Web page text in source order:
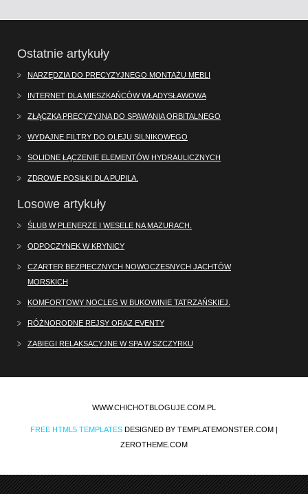
Ostatnie artykuły
NARZĘDZIA DO PRECYZYJNEGO MONTAŻU MEBLI
INTERNET DLA MIESZKAŃCÓW WŁADYSŁAWOWA
ZŁĄCZKA PRECYZYJNA DO SPAWANIA ORBITALNEGO
WYDAJNE FILTRY DO OLEJU SILNIKOWEGO
SOLIDNE ŁĄCZENIE ELEMENTÓW HYDRAULICZNYCH
ZDROWE POSIŁKI DLA PUPILA.
Losowe artykuły
ŚLUB W PLENERZE I WESELE NA MAZURACH.
ODPOCZYNEK W KRYNICY
CZARTER BEZPIECZNYCH NOWOCZESNYCH JACHTÓW
MORSKICH
KOMFORTOWY NOCLEG W BUKOWINIE TATRZAŃSKIEJ.
RÓŻNORODNE REJSY ORAZ EVENTY
ZABIEGI RELAKSACYJNE W SPA W SZCZYRKU
WWW.CHICHOTBLOGUJE.COM.PL
FREE HTML5 TEMPLATES DESIGNED BY TEMPLATEMONSTER.COM |
ZEROTHEME.COM